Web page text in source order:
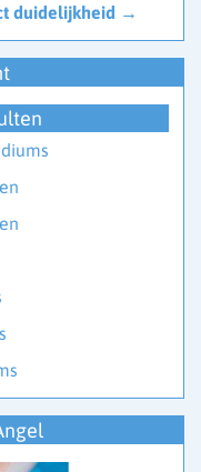
duidelijkheid →